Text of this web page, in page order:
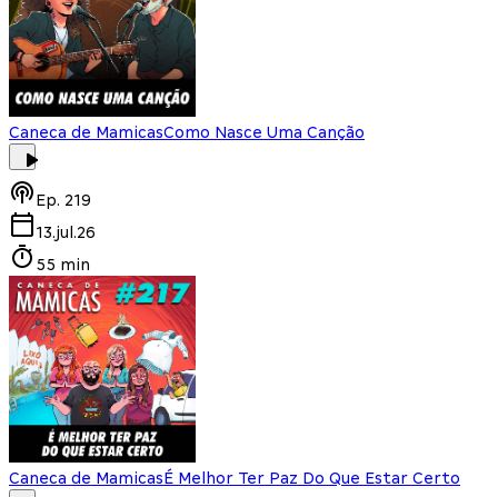
Caneca de MamicasComo Nasce Uma Canção
Ep. 219
13.jul.26
55 min
Caneca de MamicasÉ Melhor Ter Paz Do Que Estar Certo